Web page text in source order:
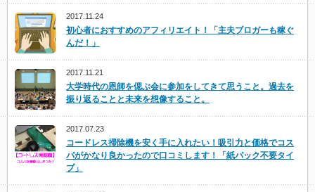
2017.11.24
初心者におすすめのアフィリエイト！「主夫ブロガーも稼ぐ
んだ！」
2017.11.21
大学時代の恩師を偲ぶ会に参加をしてきて思うこと。過去を
振り返ることと未来を想像すること。
2017.07.23
コードレス掃除機を安く手に入れたい！吸引力と価格でコス
パがかなり良かったので口コミします！「紙パック不要タイ
プ」